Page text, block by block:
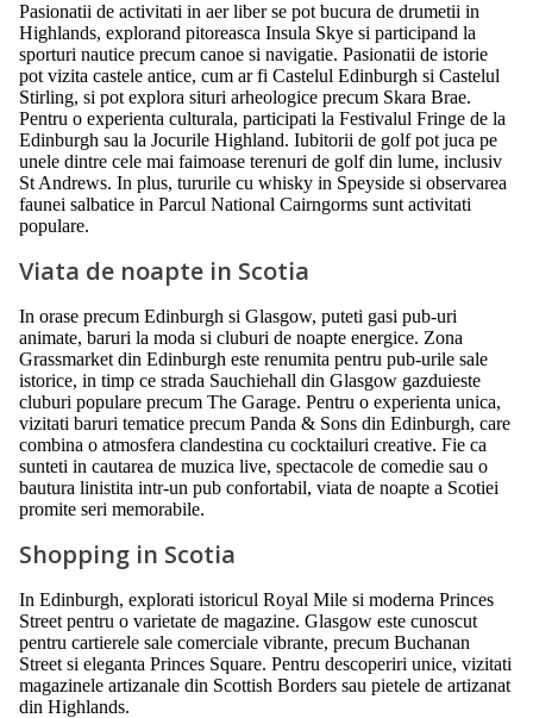
Pasionatii de activitati in aer liber se pot bucura de drumetii in
Highlands, explorand pitoreasca Insula Skye si participand la
sporturi nautice precum canoe si navigatie. Pasionatii de istorie
pot vizita castele antice, cum ar fi Castelul Edinburgh si Castelul
Stirling, si pot explora situri arheologice precum Skara Brae.
Pentru o experienta culturala, participati la Festivalul Fringe de la
Edinburgh sau la Jocurile Highland. Iubitorii de golf pot juca pe
unele dintre cele mai faimoase terenuri de golf din lume, inclusiv
St Andrews. In plus, tururile cu whisky in Speyside si observarea
faunei salbatice in Parcul National Cairngorms sunt activitati
populare.
Viata de noapte in Scotia
In orase precum Edinburgh si Glasgow, puteti gasi pub-uri
animate, baruri la moda si cluburi de noapte energice. Zona
Grassmarket din Edinburgh este renumita pentru pub-urile sale
istorice, in timp ce strada Sauchiehall din Glasgow gazduieste
cluburi populare precum The Garage. Pentru o experienta unica,
vizitati baruri tematice precum Panda & Sons din Edinburgh, care
combina o atmosfera clandestina cu cocktailuri creative. Fie ca
sunteti in cautarea de muzica live, spectacole de comedie sau o
bautura linistita intr-un pub confortabil, viata de noapte a Scotiei
promite seri memorabile.
Shopping in Scotia
In Edinburgh, explorati istoricul Royal Mile si moderna Princes
Street pentru o varietate de magazine. Glasgow este cunoscut
pentru cartierele sale comerciale vibrante, precum Buchanan
Street si eleganta Princes Square. Pentru descoperiri unice, vizitati
magazinele artizanale din Scottish Borders sau pietele de artizanat
din Highlands.